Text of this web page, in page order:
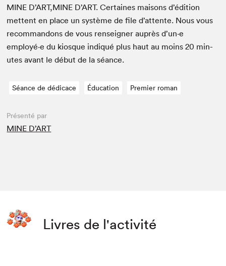
MINE D’ART,MINE D’ART. Cer­taines maisons d’édi­tion
met­tent en place un sys­tème de file d’at­tente. Nous vous
recom­man­dons de vous ren­seign­er auprès d’un·e
employé·e du kiosque indiqué plus haut au moins20 min­
utes avant le début de la séance.
Séance de dédicace Éducation Premier roman
Présenté par
MINE D’ART
Livres de l'activité